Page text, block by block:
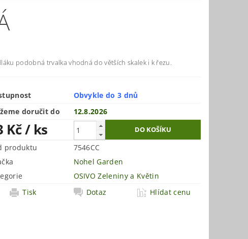
podobná trvalka vhodná do větších skalek i k řezu.
Obvykle do 3 dnů
doručit do
12.8.2026
Kč/ ks
produktu
7546CC
Nohel Garden
OSIVO Zeleniny a Květin
Tisk
Dotaz Hlídat cenu